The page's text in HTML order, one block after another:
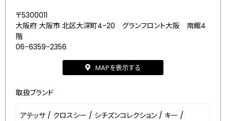
〒5300011
大阪府 大阪市 北区大深町4-20 グランフロント大阪 南館4
階
06-6359-2356
MAPを表示する
取扱ブランド
アテッサ / クロスシー / シチズンコレクション / キー /